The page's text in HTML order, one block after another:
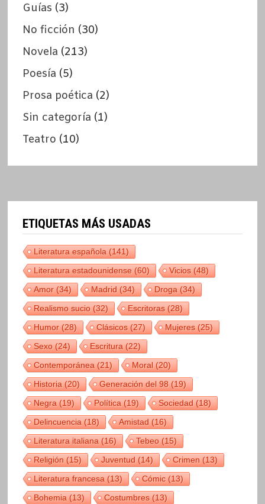
Guías (3)
No ficción (30)
Novela (213)
Poesía (5)
Prosa poética (2)
Sin categoría (1)
Teatro (10)
ETIQUETAS MÁS USADAS
Literatura española(141)
Literatura estadounidense(60) Vicios(48)
Amor(34) Madrid(34) Droga(34)
Realismo sucio(32) Escritoras(28)
Humor(28) Clásicos(27) Mujeres(25)
Sexo(24) Escritura(22)
Contemporánea(21) Moral(20)
Historia(20) Generación del 98(19)
Negra(19) Política(19) Sociedad(18)
Delincuencia(18) Amistad(16)
Literatura italiana(16) Tebeo(15)
Religión(15) Juventud(14) Crimen(13)
Literatura francesa(13) Cómic(13)
Bohemia(13) Costumbres(13)